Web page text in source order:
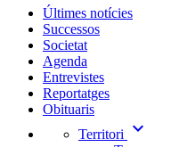
Últimes notícies
Successos
Societat
Agenda
Entrevistes
Reportatges
Obituaris
Territori
expand_more